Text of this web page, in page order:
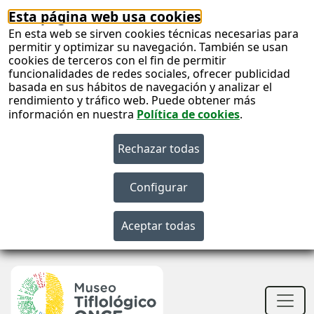
Esta página web usa cookies
En esta web se sirven cookies técnicas necesarias para
permitir y optimizar su navegación. También se usan
cookies de terceros con el fin de permitir
funcionalidades de redes sociales, ofrecer publicidad
basada en sus hábitos de navegación y analizar el
rendimiento y tráfico web. Puede obtener más
información en nuestra Política de cookies.